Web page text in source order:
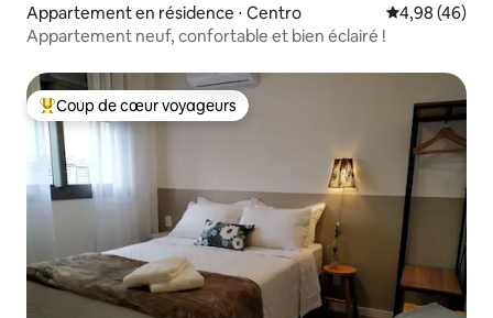
Appartement en résidence ⋅ Centro Évaluation
4,98 (46)
Appartement neuf, confortable et bien éclairé !
Coups de cœur voyageurs les plus appréciés
Coup de cœur voyageurs